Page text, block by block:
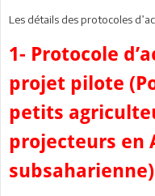
Les détails des protocoles
1- Protocole
projet pilote
petits
projecteurs en
subsaharienne)